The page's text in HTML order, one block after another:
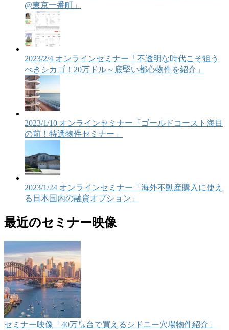
@東京一番町」
2023/2/4 オンラインセミナー「不透明な時代こそ狙う
べきシカゴ！20万ドル～底堅い都心物件を紹介」
2023/1/10 オンラインセミナー「ゴールドコースト海目
の前！特選物件セミナー」
2023/1/24 オンラインセミナー「海外不動産購入に使え
る日本国内の融資オプション」
最近のセミナー映像
セミナー映像「40万㌦台で買えるシドニー穴場物件紹介」